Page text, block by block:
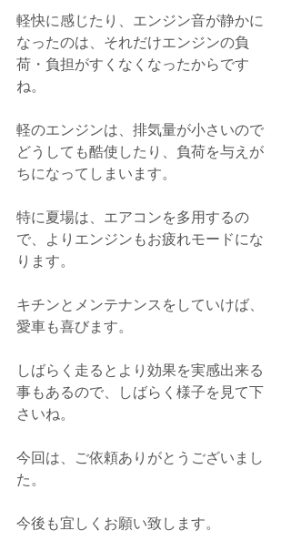
軽快に感じたり、エンジン音が静かに
なったのは、それだけエンジンの負
荷・負担がすくなくなったからです
ね。
軽のエンジンは、排気量が小さいので
どうしても酷使したり、負荷を与えが
ちになってしまいます。
特に夏場は、エアコンを多用するの
で、よりエンジンもお疲れモードにな
ります。
キチンとメンテナンスをしていけば、
愛車も喜びます。
しばらく走るとより効果を実感出来る
事もあるので、しばらく様子を見て下
さいね。
今回は、ご依頼ありがとうございまし
た。
今後も宜しくお願い致します。